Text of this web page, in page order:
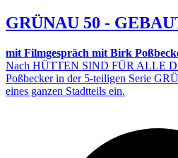
GRÜNAU 50 -
mit Filmgespräch mit Birk
Nach HÜTTEN SIND FÜR ALLE
Poßbecker in der 5-teiligen Serie
eines ganzen Stadtteils ein.